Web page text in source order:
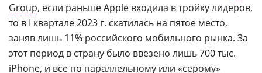
Group, если раньше Apple входила в тройку лидеров,
то в I квартале 2023 г. скатилась на пятое место,
заняв лишь 11% российского мобильного рынка. За
этот период в страну было ввезено лишь 700 тыс.
iPhone, и все по параллельному или «серому»